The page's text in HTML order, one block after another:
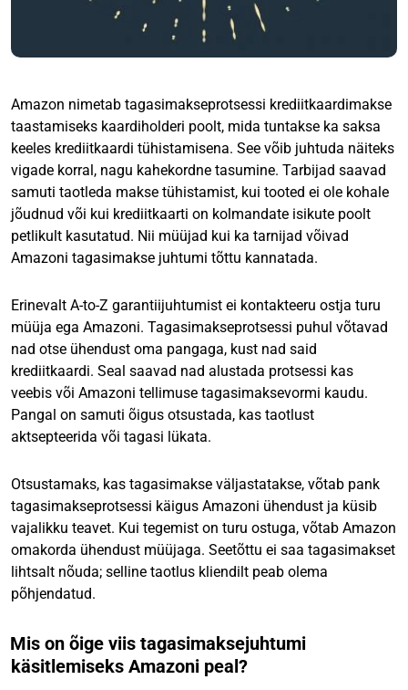
Amazon nimetab tagasimakseprotsessi krediitkaardimakse
taastamiseks kaardiholderi poolt, mida tuntakse ka saksa
keeles krediitkaardi tühistamisena. See võib juhtuda näiteks
vigade korral, nagu kahekordne tasumine. Tarbijad saavad
samuti taotleda makse tühistamist, kui tooted ei ole kohale
jõudnud või kui krediitkaarti on kolmandate isikute poolt
petlikult kasutatud. Nii müüjad kui ka tarnijad võivad
Amazoni tagasimakse juhtumi tõttu kannatada.
Erinevalt A-to-Z garantiijuhtumist ei kontakteeru ostja turu
müüja ega Amazoni. Tagasimakseprotsessi puhul võtavad
nad otse ühendust oma pangaga, kust nad said
krediitkaardi. Seal saavad nad alustada protsessi kas
veebis või Amazoni tellimuse tagasimaksevormi kaudu.
Pangal on samuti õigus otsustada, kas taotlust
aktsepteerida või tagasi lükata.
Otsustamaks, kas tagasimakse väljastatakse, võtab pank
tagasimakseprotsessi käigus Amazoni ühendust ja küsib
vajalikku teavet. Kui tegemist on turu ostuga, võtab Amazon
omakorda ühendust müüjaga. Seetõttu ei saa tagasimakset
lihtsalt nõuda; selline taotlus kliendilt peab olema
põhjendatud.
Mis on õige viis tagasimaksejuhtumi
käsitlemiseks Amazoni peal?